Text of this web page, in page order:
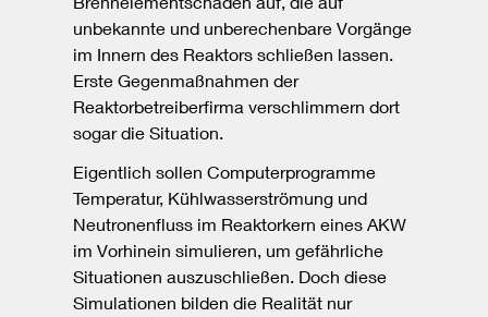
unbekannte und unberechenbare Vorgänge
im Innern des Reaktors schließen lassen.
Erste Gegenmaßnahmen der
Reaktorbetreiberfirma verschlimmern dort
sogar die Situation.
Eigentlich sollen Computerprogramme
Temperatur, Kühlwasserströmung und
Neutronenfluss im Reaktorkern eines AKW
im Vorhinein simulieren, um gefährliche
Situationen auszuschließen. Doch diese
Simulationen bilden die Realität nur